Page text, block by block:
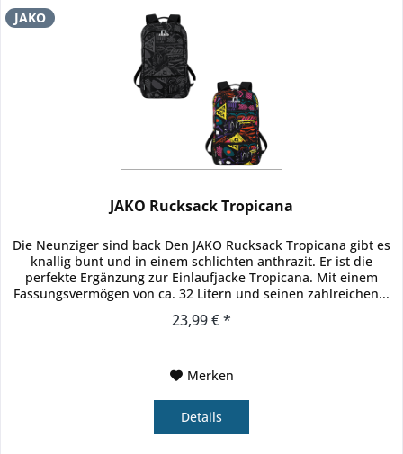
JAKO
JAKO Rucksack Tropicana
Die Neunziger sind back Den JAKO Rucksack Tropicana gibt es
knallig bunt und in einem schlichten anthrazit. Er ist die
perfekte Ergänzung zur Einlaufjacke Tropicana. Mit einem
Fassungsvermögen von ca. 32 Litern und seinen zahlreichen...
23,99 € *
Merken
Details